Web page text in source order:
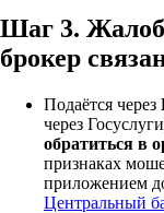
Шаг 3.
брокер
Подаётся через
через
обратиться в
признаках
приложением
Центральный